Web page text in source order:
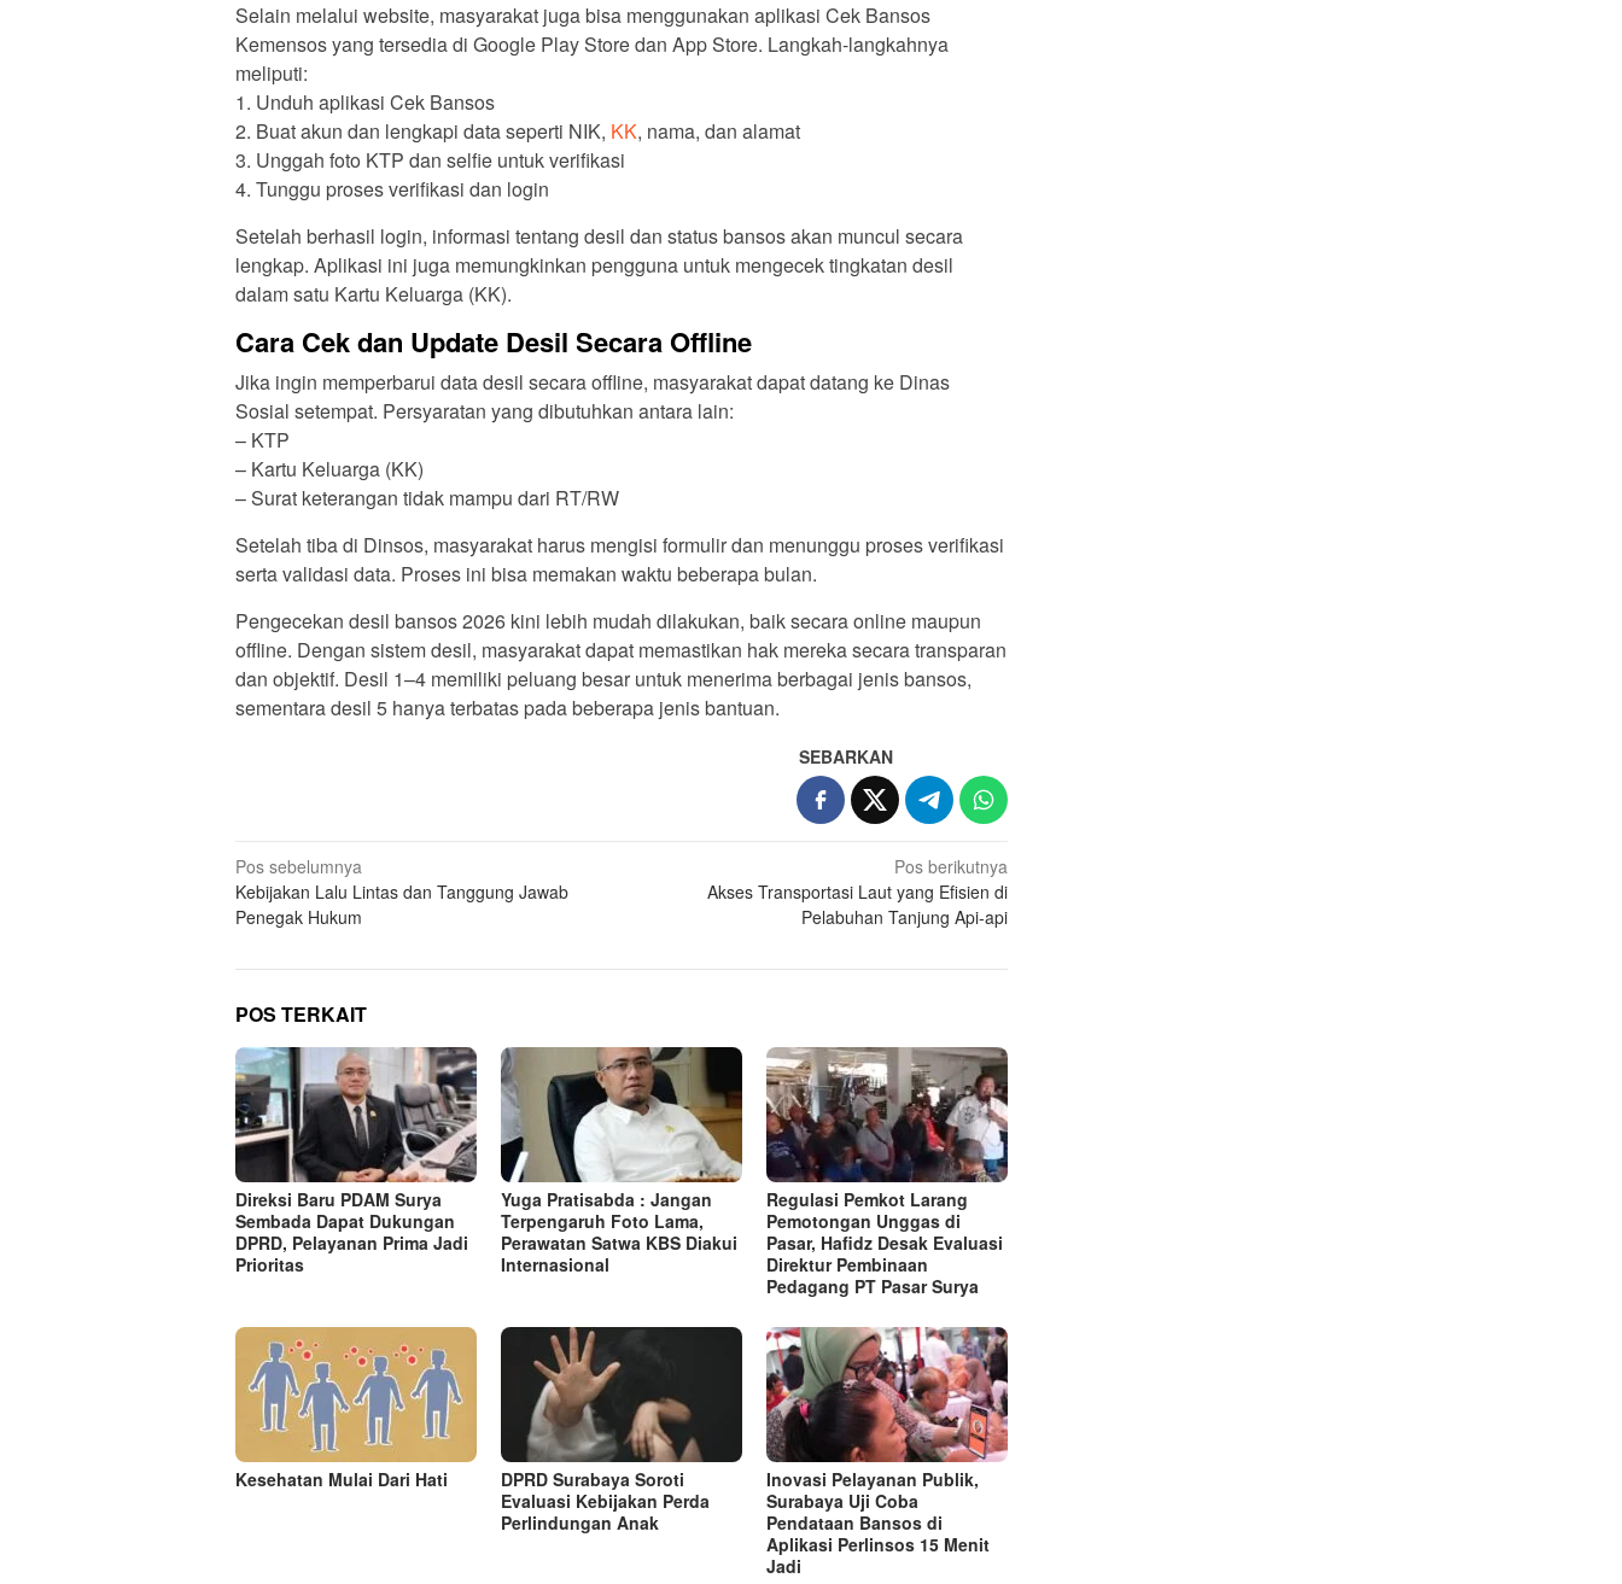
Selain melalui website, masyarakat juga bisa menggunakan aplikasi Cek Bansos
Kemensos yang tersedia di Google Play Store dan App Store. Langkah-langkahnya
meliputi:
1. Unduh aplikasi Cek Bansos
2. Buat akun dan lengkapi data seperti NIK, KK, nama, dan alamat
3. Unggah foto KTP dan selfie untuk verifikasi
4. Tunggu proses verifikasi dan login
Setelah berhasil login, informasi tentang desil dan status bansos akan muncul secara
lengkap. Aplikasi ini juga memungkinkan pengguna untuk mengecek tingkatan desil
dalam satu Kartu Keluarga (KK).
Cara Cek dan Update Desil Secara Offline
Jika ingin memperbarui data desil secara offline, masyarakat dapat datang ke Dinas
Sosial setempat. Persyaratan yang dibutuhkan antara lain:
– KTP
– Kartu Keluarga (KK)
– Surat keterangan tidak mampu dari RT/RW
Setelah tiba di Dinsos, masyarakat harus mengisi formulir dan menunggu proses verifikasi
serta validasi data. Proses ini bisa memakan waktu beberapa bulan.
Pengecekan desil bansos 2026 kini lebih mudah dilakukan, baik secara online maupun
offline. Dengan sistem desil, masyarakat dapat memastikan hak mereka secara transparan
dan objektif. Desil 1–4 memiliki peluang besar untuk menerima berbagai jenis bansos,
sementara desil 5 hanya terbatas pada beberapa jenis bantuan.
SEBARKAN
N
a
v
i
g
a
s
i
p
o
s
Pos sebelumnya
Kebijakan Lalu Lintas dan Tanggung Jawab
Penegak Hukum
Pos berikutnya
Akses Transportasi Laut yang Efisien di
Pelabuhan Tanjung Api-api
POS TERKAIT
Direksi Baru PDAM Surya
Sembada Dapat Dukungan
DPRD, Pelayanan Prima Jadi
Prioritas
Yuga Pratisabda : Jangan
Terpengaruh Foto Lama,
Perawatan Satwa KBS Diakui
Internasional
Regulasi Pemkot Larang
Pemotongan Unggas di
Pasar, Hafidz Desak Evaluasi
Direktur Pembinaan
Pedagang PT Pasar Surya
Kesehatan Mulai Dari Hati
DPRD Surabaya Soroti
Evaluasi Kebijakan Perda
Perlindungan Anak
Inovasi Pelayanan Publik,
Surabaya Uji Coba
Pendataan Bansos di
Aplikasi Perlinsos 15 Menit
Jadi